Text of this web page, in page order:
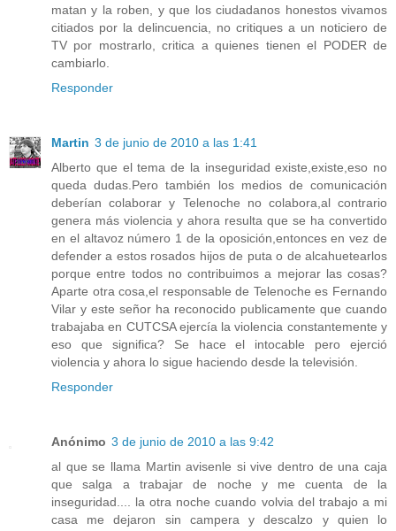
matan y la roben, y que los ciudadanos honestos vivamos
citiados por la delincuencia, no critiques a un noticiero de
TV por mostrarlo, critica a quienes tienen el PODER de
cambiarlo.
Responder
Martin 3 de junio de 2010 a las 1:41
Alberto que el tema de la inseguridad existe,existe,eso no
queda dudas.Pero también los medios de comunicación
deberían colaborar y Telenoche no colabora,al contrario
genera más violencia y ahora resulta que se ha convertido
en el altavoz número 1 de la oposición,entonces en vez de
defender a estos rosados hijos de puta o de alcahuetearlos
porque entre todos no contribuimos a mejorar las cosas?
Aparte otra cosa,el responsable de Telenoche es Fernando
Vilar y este señor ha reconocido publicamente que cuando
trabajaba en CUTCSA ejercía la violencia constantemente y
eso que significa? Se hace el intocable pero ejerció
violencia y ahora lo sigue haciendo desde la televisión.
Responder
Anónimo 3 de junio de 2010 a las 9:42
al que se llama Martin avisenle si vive dentro de una caja
que salga a trabajar de noche y me cuenta de la
inseguridad.... la otra noche cuando volvia del trabajo a mi
casa me dejaron sin campera y descalzo y quien lo